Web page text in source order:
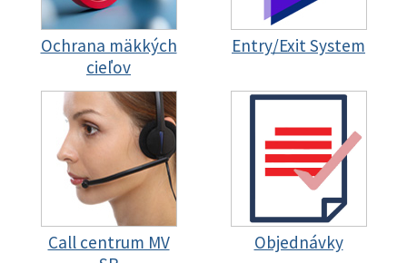
Ochrana mäkkých
cieľov
Entry/Exit System
Call centrum MV
Objednávky